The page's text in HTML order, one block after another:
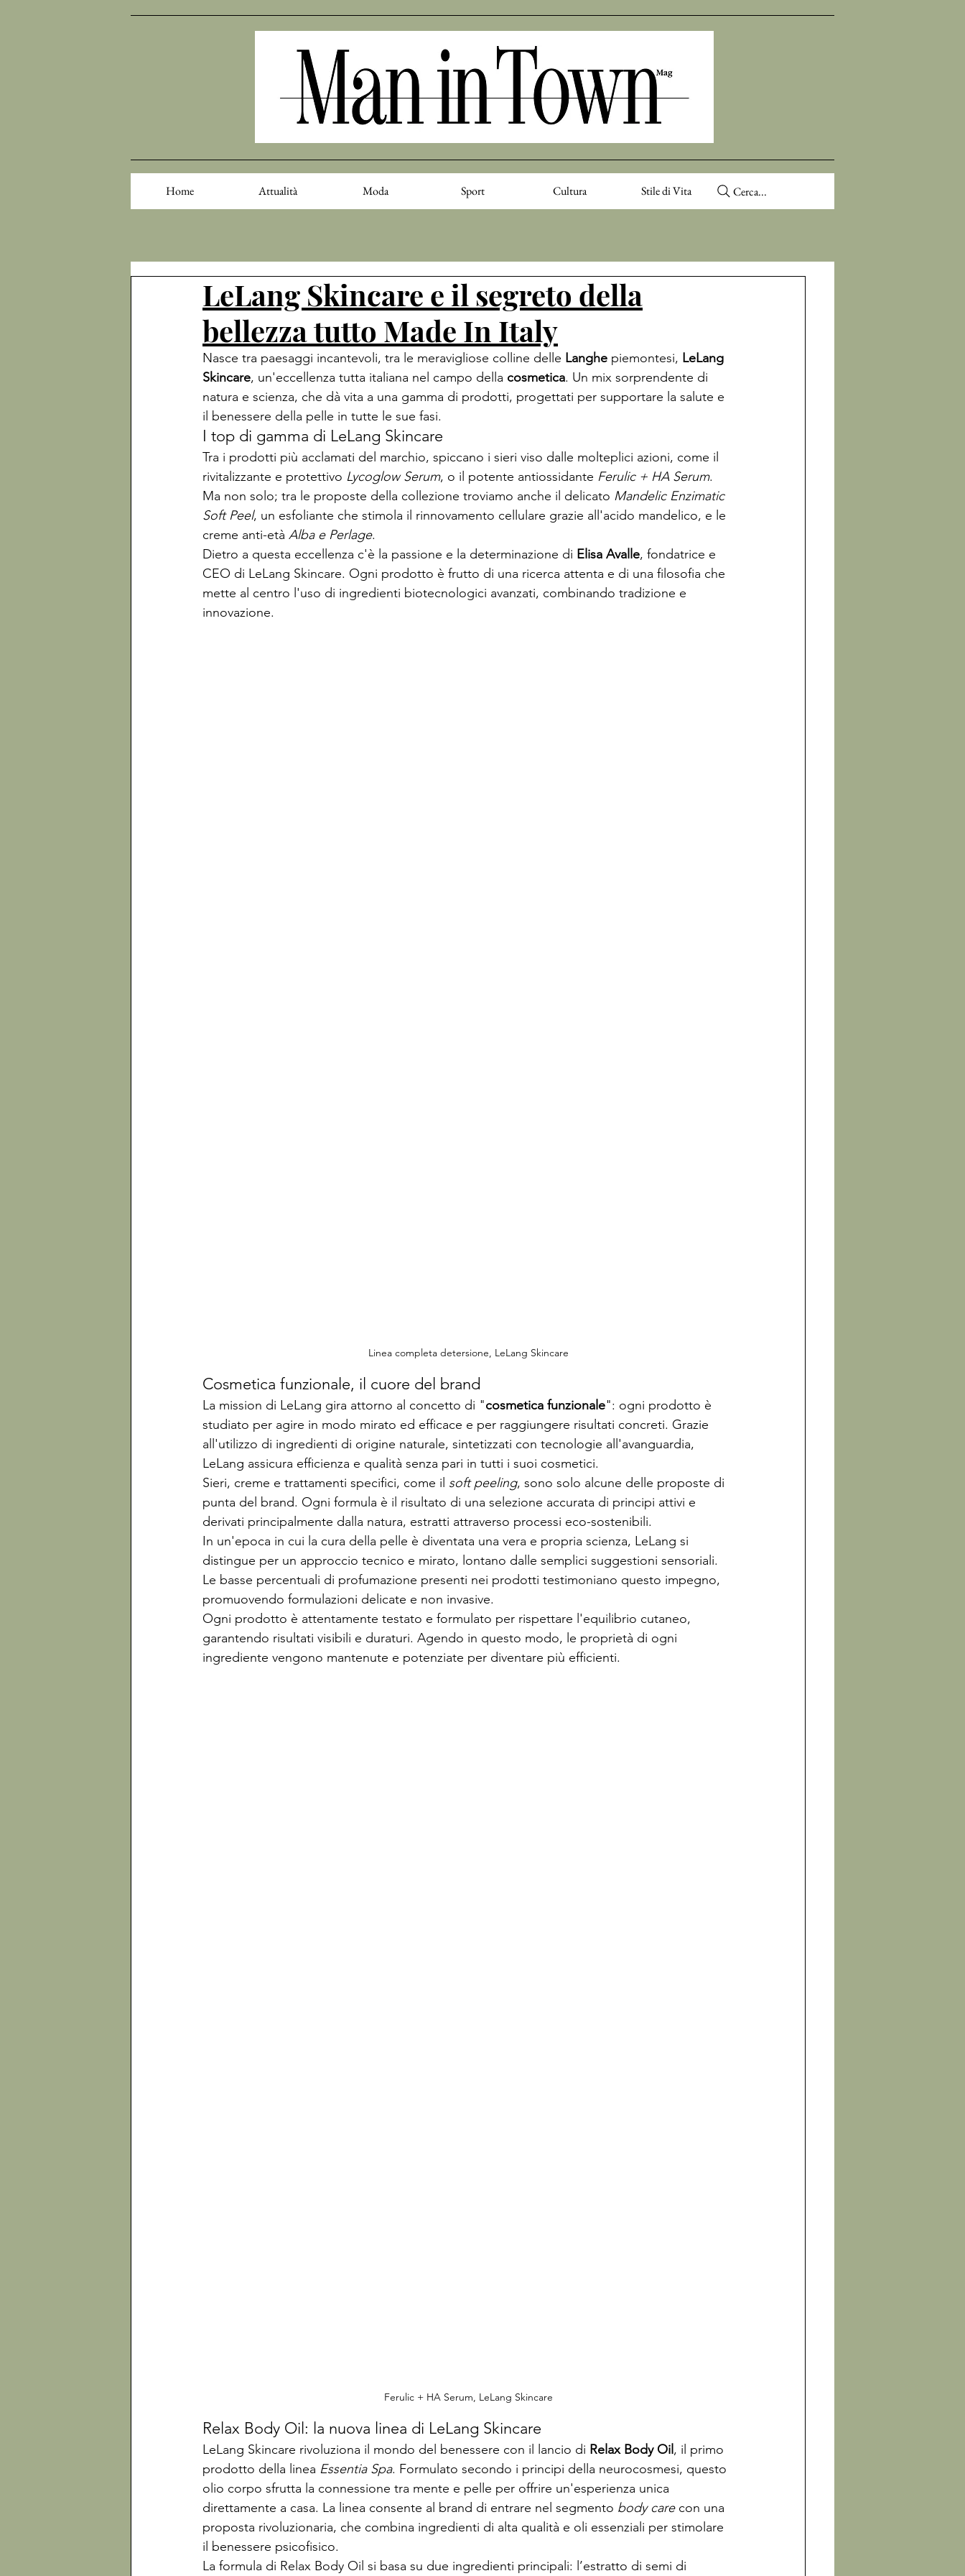
Home Attualità Moda Sport Cultura Stile di Vita Cerca...
LeLang Skincare e il segreto della
bellezza tutto Made In Italy
Nasce tra paesaggi incantevoli, tra le meravigliose colline delle Langhe piemontesi, LeLang
Skincare, un'eccellenza tutta italiana nel campo della cosmetica. Un mix sorprendente di
natura e scienza, che dà vita a una gamma di prodotti, progettati per supportare la salute e
il benessere della pelle in tutte le sue fasi.
I top di gamma di LeLang Skincare
Tra i prodotti più acclamati del marchio, spiccano i sieri viso dalle molteplici azioni, come il
rivitalizzante e protettivo Lycoglow Serum, o il potente antiossidante Ferulic + HA Serum.
Ma non solo; tra le proposte della collezione troviamo anche il delicato Mandelic Enzimatic
Soft Peel, un esfoliante che stimola il rinnovamento cellulare grazie all'acido mandelico, e le
creme anti-età Alba e Perlage.
Dietro a questa eccellenza c'è la passione e la determinazione di Elisa Avalle, fondatrice e
CEO di LeLang Skincare. Ogni prodotto è frutto di una ricerca attenta e di una filosofia che
mette al centro l'uso di ingredienti biotecnologici avanzati, combinando tradizione e
innovazione.
Linea completa detersione, LeLang Skincare
Cosmetica funzionale, il cuore del brand
La mission di LeLang gira attorno al concetto di "cosmetica funzionale": ogni prodotto è
studiato per agire in modo mirato ed efficace e per raggiungere risultati concreti. Grazie
all'utilizzo di ingredienti di origine naturale, sintetizzati con tecnologie all'avanguardia,
LeLang assicura efficienza e qualità senza pari in tutti i suoi cosmetici.
Sieri, creme e trattamenti specifici, come il soft peeling, sono solo alcune delle proposte di
punta del brand. Ogni formula è il risultato di una selezione accurata di principi attivi e
derivati principalmente dalla natura, estratti attraverso processi eco-sostenibili.
In un'epoca in cui la cura della pelle è diventata una vera e propria scienza, LeLang si
distingue per un approccio tecnico e mirato, lontano dalle semplici suggestioni sensoriali.
Le basse percentuali di profumazione presenti nei prodotti testimoniano questo impegno,
promuovendo formulazioni delicate e non invasive.
Ogni prodotto è attentamente testato e formulato per rispettare l'equilibrio cutaneo,
garantendo risultati visibili e duraturi. Agendo in questo modo, le proprietà di ogni
ingrediente vengono mantenute e potenziate per diventare più efficienti.
Ferulic + HA Serum, LeLang Skincare
Relax Body Oil: la nuova linea di LeLang Skincare
LeLang Skincare rivoluziona il mondo del benessere con il lancio di Relax Body Oil , il primo
prodotto della linea Essentia Spa. Formulato secondo i principi della neurocosmesi, questo
olio corpo sfrutta la connessione tra mente e pelle per offrire un'esperienza unica
direttamente a casa. La linea consente al brand di entrare nel segmento body care con una
proposta rivoluzionaria, che combina ingredienti di alta qualità e oli essenziali per stimolare
il benessere psicofisico.
La formula di Relax Body Oil si basa su due ingredienti principali: l’estratto di semi di